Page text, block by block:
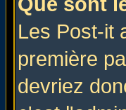
Les Post-it
première
devriez